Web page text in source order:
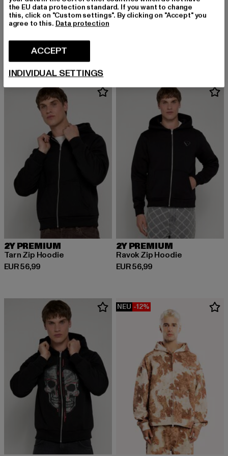
2Y PREMIUM
Thorn Basic Zip Hoodie
EUR 47,49
Derzeitiger Preis: EUR 47,49
2Y PREMIUM
Tarn Zip Hoodie
EUR 56,99
Derzeitiger Preis: EUR 56,99
2Y PREMIUM
Ravok Zip Hoodie
EUR 56,99
Derzeitiger Preis: EUR 56,99
NEU -12%
the EU data protection standard. If you want to change
this, click on "Custom settings". By clicking on "Accept" you
agree to this. Data protection
ACCEPT
INDIVIDUAL SETTINGS